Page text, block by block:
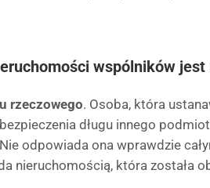
wspólników jest
rzeczowego. Osoba, która
długu innego
odpowiada ona wprawdzie
nieruchomością, która została